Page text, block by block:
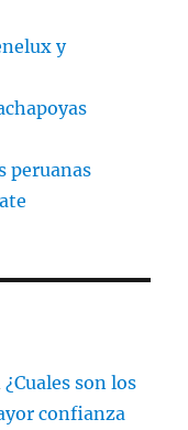
y
peruanas
¿Cuales son los
confianza